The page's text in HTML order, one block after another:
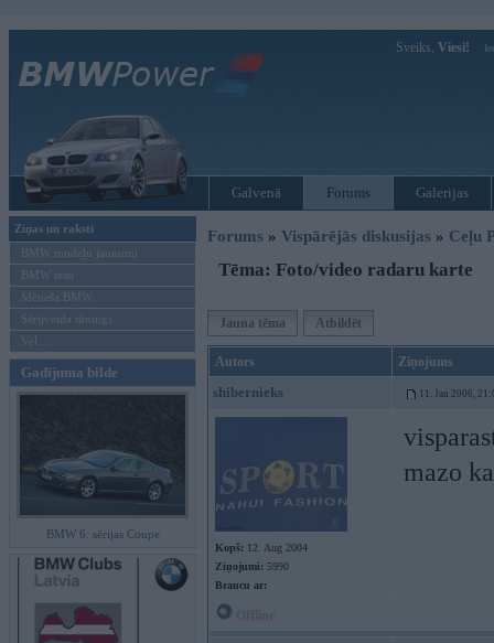
Sveiks, Viesi!
Galvenā Forums Galerijas
Ziņas un raksti
BMW modeļu jaunumi
BMW testi
Mēneša BMW
Sērijveida tūnings
Vel...
Gadījuma bilde
BMW 6. sērijas Coupe
Forums » Vispārējās diskusijas » Ceļu
Tēma: Foto/video radaru karte
Jauna tēma Atbildēt
Autors Ziņojums
shibernieks 11. Jan 2006,
Kopš: 12. Aug 2004
Ziņojumi: 5990
Braucu ar:
mazo